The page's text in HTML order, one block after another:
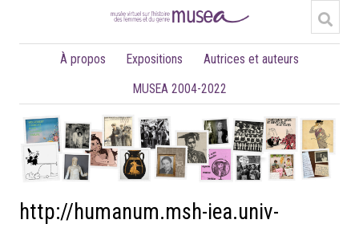
À propos Expositions
Autrices et auteurs
MUSEA 2004-2022
http://humanum.msh-iea.univ-